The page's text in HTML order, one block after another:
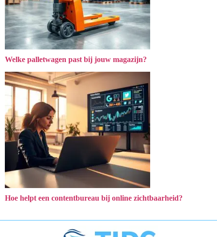
Welke palletwagen past bij jouw magazijn?
Hoe helpt een contentbureau bij online zichtbaarheid?